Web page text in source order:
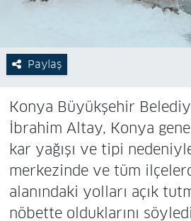
Paylaş
Konya Büyükşehir
İbrahim Altay, Konya
kar yağışı ve tipi
merkezinde ve tüm
alanındaki yolları açık
nöbette olduklarını